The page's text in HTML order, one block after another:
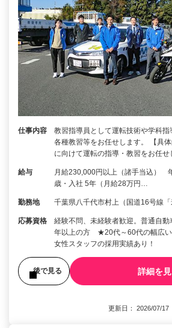
仕事内容
教習指導員として運転技術や学科
各種教習等をお任せします。 【具
に向けて運転の指導・教習をお任
給与
月給230,000円以上（諸手当込）
歳・入社 5年（月給28万円…
勤務地 千葉県八千代市村上（国道16号線「
応募資格
経験不問、未経験者歓迎。普通自
年以上の方 ★20代～60代の幅広
女性スタッフの採用実績あり！
後で見る 詳細を
更新日： 2026/07/